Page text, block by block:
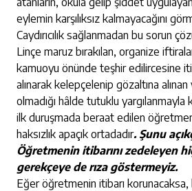
eylemin karşılıksız kalmayacağını
Caydırıcılık sağlanmadan bu sorun
Linçe maruz bırakılan, organize
kamuoyu önünde teşhir edilircesine
alınarak kelepçelenip gözaltına
olmadığı hâlde tutuklu yargılanmayla
ilk duruşmada beraat edilen
haksızlık apaçık ortadadır. Şunu
Öğretmenin itibarını zedeleyen
gerekçeye de rıza göstermeyiz.
Eğer öğretmenin itibarı